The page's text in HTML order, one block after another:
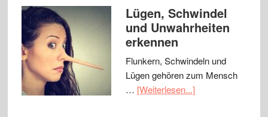
Lügen, Schwindel
und Unwahrheiten
erkennen
Flunkern, Schwindeln und
Lügen gehören zum Mensch
… [Weiterlesen...]